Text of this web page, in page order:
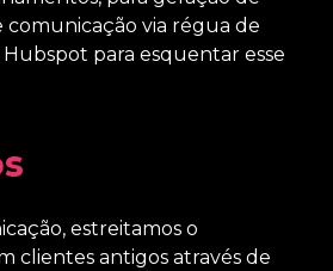
comunicação via régua de
para esquentar esse
estreitamos o
clientes antigos através de